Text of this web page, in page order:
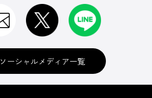
ソーシャルメディア一覧